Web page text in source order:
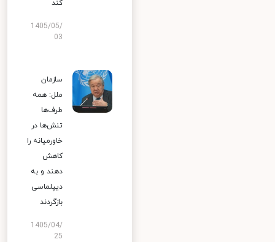
کند
1405/05/
03
سازمان
ملل: همه
طرف‌ها
تنش‌ها در
خاورمیانه را
کاهش
دهند و به
دیپلماسی
بازگردند
1405/04/
25